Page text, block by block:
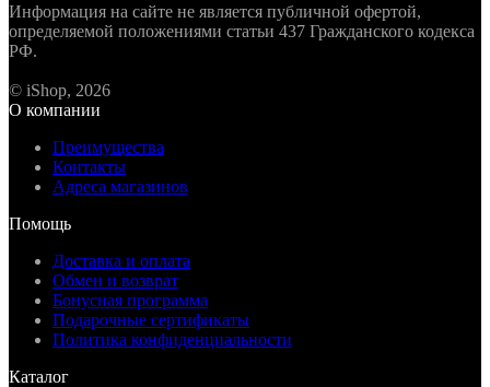
Информация на сайте не является публичной офертой,
определяемой положениями статьи 437 Гражданского кодекса
РФ.
© iShop, 2026
О компании
Преимущества
Контакты
Адреса магазинов
Помощь
Доставка и оплата
Обмен и возврат
Бонусная программа
Подарочные сертификаты
Политика конфиденциальности
Каталог